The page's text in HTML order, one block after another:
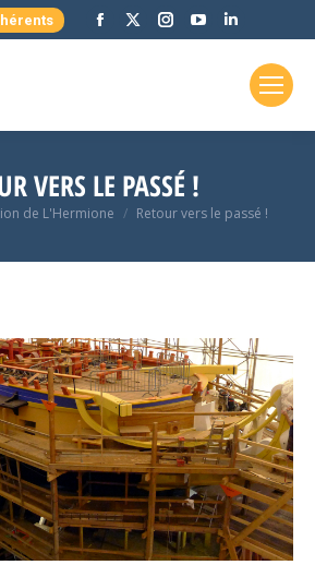
Facebook
newnew
Instagram
new
YouTube
opens
new
opens
new
VERS LE PASSÉ !
de L'Hermione Retour vers le passé !